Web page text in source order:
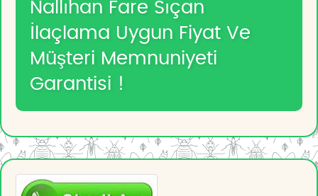
Nallıhan Fare Sıçan
İlaçlama Uygun Fiyat Ve
Müşteri Memnuniyeti
Garantisi !